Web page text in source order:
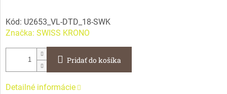
Kód: U2653_VL-DTD_18-SWK
Značka: SWISS KRONO
Pridať do košíka
Detailné informácie